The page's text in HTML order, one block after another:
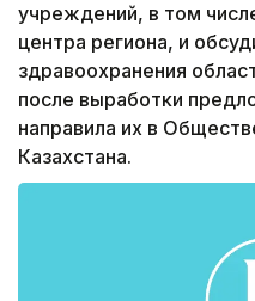
учреждений, в том
центра региона, и
здравоохранения
после выработки
направила их в
Казахстана.